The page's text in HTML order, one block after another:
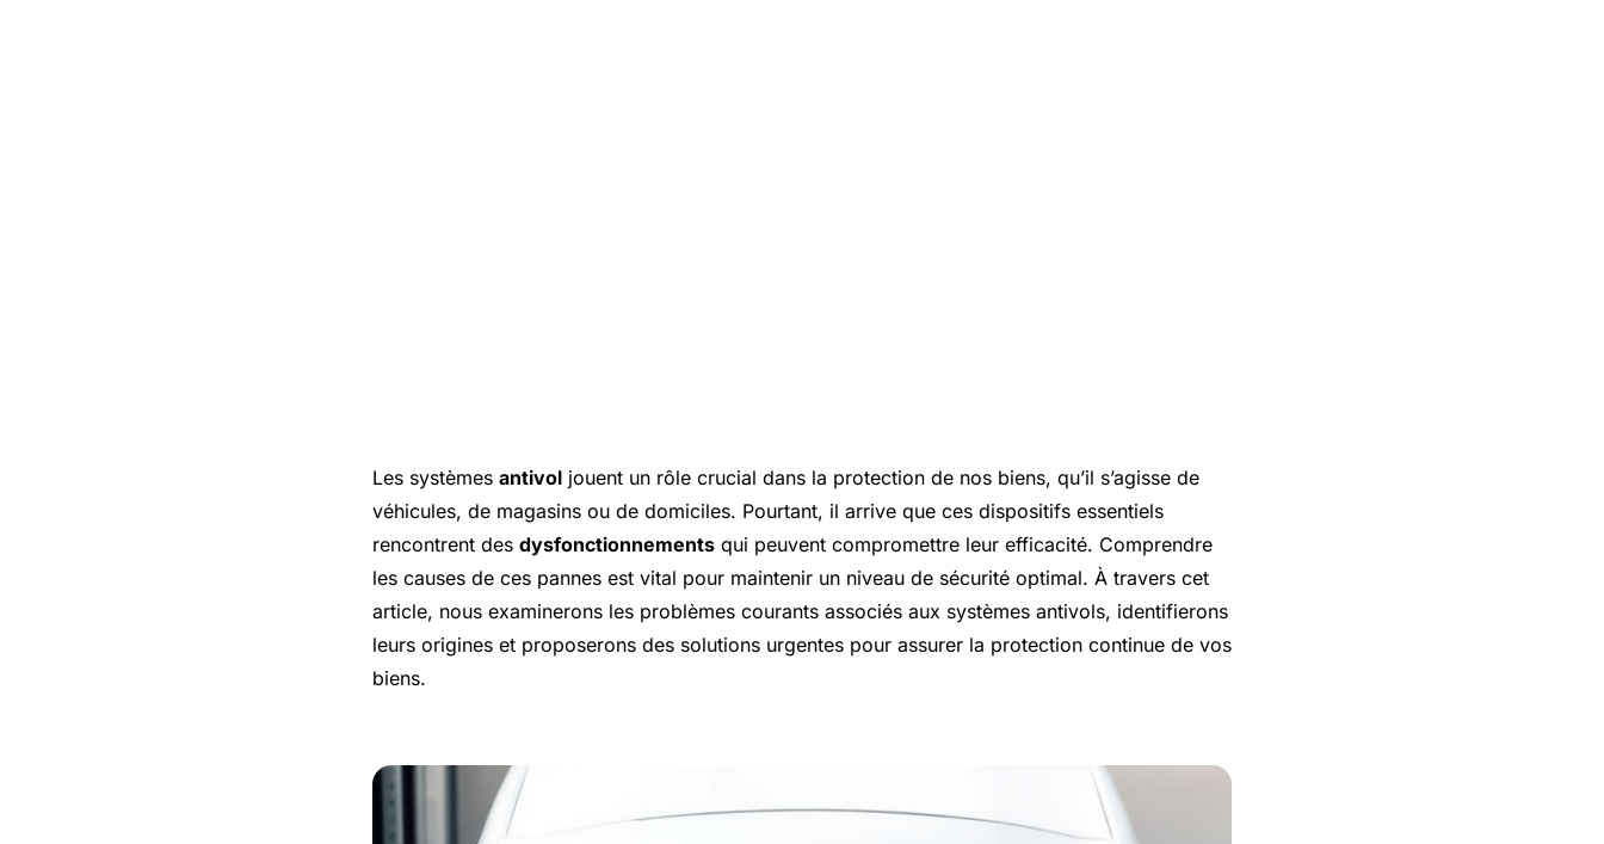
Les systèmes antivol jouent un rôle crucial dans la protection de nos biens, qu’il s’agisse de
véhicules, de magasins ou de domiciles. Pourtant, il arrive que ces dispositifs essentiels
rencontrent des dysfonctionnements qui peuvent compromettre leur efficacité. Comprendre
les causes de ces pannes est vital pour maintenir un niveau de sécurité optimal. À travers cet
article, nous examinerons les problèmes courants associés aux systèmes antivols, identifierons
leurs origines et proposerons des solutions urgentes pour assurer la protection continue de vos
biens.